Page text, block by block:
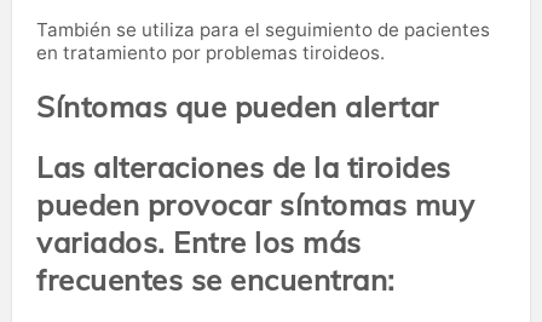
También se utiliza para el seguimiento de pacientes
en tratamiento por problemas tiroideos.
Síntomas que pueden alertar
Las alteraciones de la tiroides
pueden provocar síntomas muy
variados. Entre los más
frecuentes se encuentran: